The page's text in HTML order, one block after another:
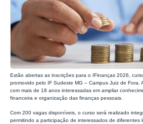
Estão abertas as inscrições para o IFinanças 2026,
promovido pelo IF Sudeste MG – Campus Juiz de Fora.
com mais de 18 anos interessadas em ampliar
financeira e organização das finanças pessoais.
Com 200 vagas disponíveis, o curso será realizado
permitindo a participação de interessados de diferentes